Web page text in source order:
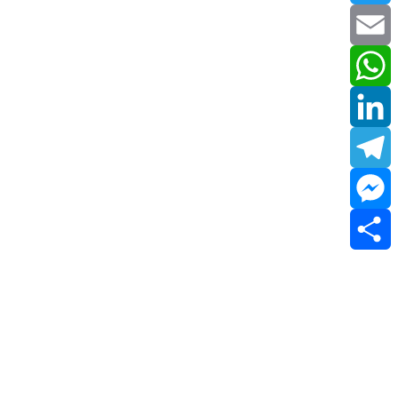
Twitter
Email
WhatsApp
LinkedIn
Telegram
Messenger